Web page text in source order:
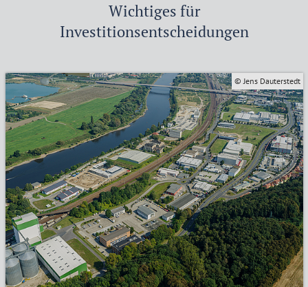
Wichtiges für
Investitionsentscheidungen
© Jens Dauterstedt